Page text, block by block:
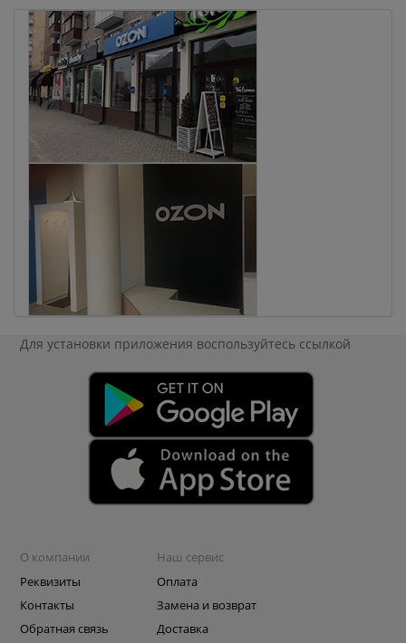
Для установки приложения воспользуйтесь ссылкой
О компании
Реквизиты
Контакты
Обратная связь
Наш сервис
Оплата
Замена и возврат
Доставка